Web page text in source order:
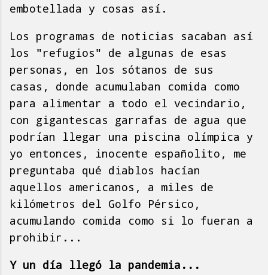
embotellada y cosas así.
Los programas de noticias sacaban así
los "refugios" de algunas de esas
personas, en los sótanos de sus
casas, donde acumulaban comida como
para alimentar a todo el vecindario,
con gigantescas garrafas de agua que
podrían llegar una piscina olímpica y
yo entonces, inocente españolito, me
preguntaba qué diablos hacían
aquellos americanos, a miles de
kilómetros del Golfo Pérsico,
acumulando comida como si lo fueran a
prohibir...
Y un día llegó la pandemia...